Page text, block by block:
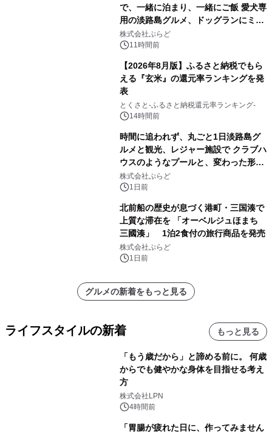
で、一緒に泊まり、一緒にご飯 愛犬専
用の淡路島グルメ、ドッグランにミニ
プール グランピングとトレーラーハウ
スの2施設で
株式会社ぷらど
11時間前
【2026年8月版】ふるさと納税でもら
える『玄米』の還元率ランキングを発
表
とくさと-ふるさと納税還元率ランキング-
14時間前
時間に追われず、丸ごと1日淡路島グ
ルメと観光、レジャー施設で クラブハ
ウスのようなプールと、変わった形の
サウナも 「THE BOXY AWAJI」のお
得な素泊まり連泊プランで
株式会社ぷらど
1日前
北前船の歴史が息づく港町・三国湊で
上質な滞在を 「オーベルジュほまち
三國湊」 1泊2食付の旅行商品を発売
株式会社ぷらど
1日前
グルメの新着をもっと見る
ライフスタイルの新着 もっと見る
「もう歳だから」と諦める前に。 何歳
からでも健やかな身体を目指せる考え
方
株式会社LPN
4時間前
「胃腸が疲れた日に、作ってみません